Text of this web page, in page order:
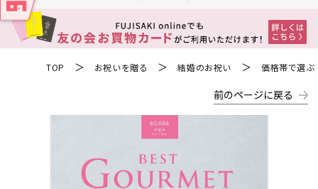
TOP ＞ お祝いを贈る ＞ 結婚のお祝い ＞ 価格帯で選ぶ
前のページに戻る